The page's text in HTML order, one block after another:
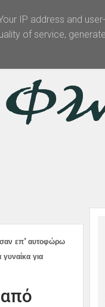
Πολιτισμός Επικοινωνία
επ’ αυτοφώρω
για
IP address and
of service,